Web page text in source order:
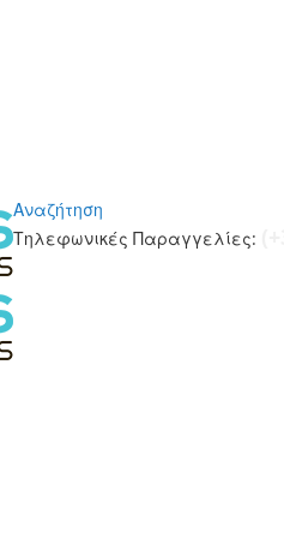
Αναζήτηση
Τηλεφωνικές Παραγγελίες:
περιεχόμενο